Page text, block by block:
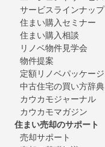
サービスラインナップ
住まい購入セミナー
住まい購入相談
リノベ物件見学会
物件提案
定額リノベパッケージ
中古住宅の買い方辞典
カウカモジャーナル
カウカモマガジン
住まい売却のサポート
売却サポート